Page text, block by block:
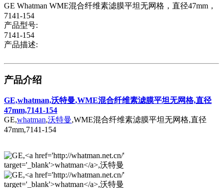
GE Whatman WME混合纤维素滤膜平坦无网格，直径47mm，
7141-154
产品型号:
7141-154
产品描述:
GE,whatman,沃特曼,WME混合纤维素滤膜平坦无网格,直径
47mm,7141-154
GE,whatman,沃特曼